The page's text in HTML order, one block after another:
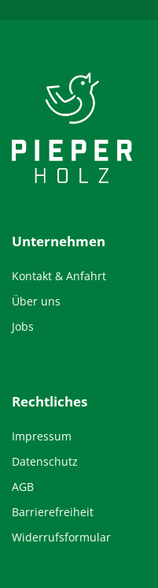
Unternehmen
Kontakt & Anfahrt
Über uns
Jobs
Rechtliches
Impressum
Datenschutz
AGB
Barrierefreiheit
Widerrufsformular